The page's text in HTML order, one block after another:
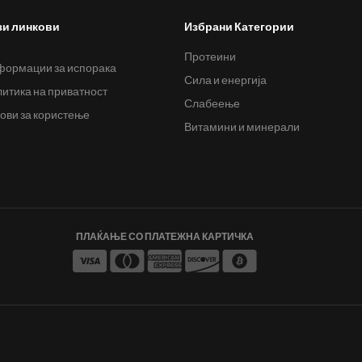
линкови
за испорака
на приватност
за користење
Избрани Категории
Протеини
Сила и енергија
Слабеење
Витамини и минерали
ПЛАЌАЊЕ СО ПЛАТЕЖНА КАРТИЧКА